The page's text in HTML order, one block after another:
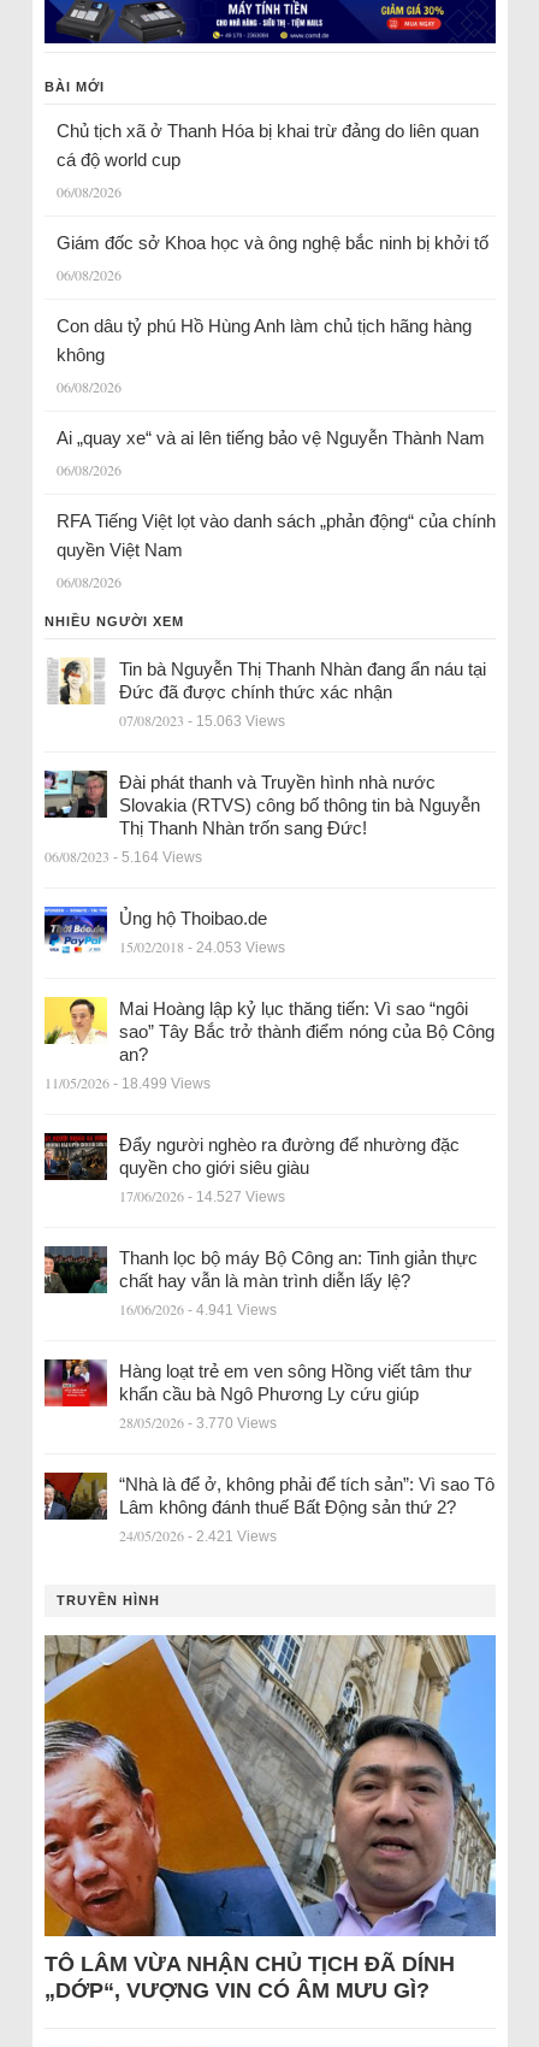
BÀI MỚI
Chủ tịch xã ở Thanh Hóa bị khai trừ đảng do liên quan
cá độ world cup
06/08/2026
Giám đốc sở Khoa học và ông nghệ bắc ninh bị khởi tố
06/08/2026
Con dâu tỷ phú Hồ Hùng Anh làm chủ tịch hãng hàng
không
06/08/2026
Ai „quay xe“ và ai lên tiếng bảo vệ Nguyễn Thành Nam
06/08/2026
RFA Tiếng Việt lọt vào danh sách „phản động“ của chính
quyền Việt Nam
06/08/2026
NHIỀU NGƯỜI XEM
Tin bà Nguyễn Thị Thanh Nhàn đang ẩn náu tại
Đức đã được chính thức xác nhận
07/08/2023 - 15.063 Views
Đài phát thanh và Truyền hình nhà nước
Slovakia (RTVS) công bố thông tin bà Nguyễn
Thị Thanh Nhàn trốn sang Đức!
06/08/2023 - 5.164 Views
Ủng hộ Thoibao.de
15/02/2018 - 24.053 Views
Mai Hoàng lập kỷ lục thăng tiến: Vì sao “ngôi
sao” Tây Bắc trở thành điểm nóng của Bộ Công
an?
11/05/2026 - 18.499 Views
Đẩy người nghèo ra đường để nhường đặc
quyền cho giới siêu giàu
17/06/2026 - 14.527 Views
Thanh lọc bộ máy Bộ Công an: Tinh giản thực
chất hay vẫn là màn trình diễn lấy lệ?
16/06/2026 - 4.941 Views
Hàng loạt trẻ em ven sông Hồng viết tâm thư
khẩn cầu bà Ngô Phương Ly cứu giúp
28/05/2026 - 3.770 Views
“Nhà là để ở, không phải để tích sản”: Vì sao Tô
Lâm không đánh thuế Bất Động sản thứ 2?
24/05/2026 - 2.421 Views
TRUYỀN HÌNH
TÔ LÂM VỪA NHẬN CHỦ TỊCH ĐÃ DÍNH
„DỚP“, VƯỢNG VIN CÓ ÂM MƯU GÌ?